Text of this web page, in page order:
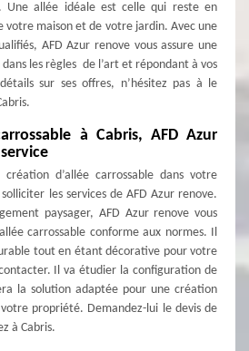
Une allée idéale est celle qui reste en
votre maison et de votre jardin. Avec une
AFD Azur renove vous assure une
les règles de l’art et répondant à vos
sur ses offres, n’hésitez pas à le
à Cabris, AFD Azur
d’allée carrossable dans votre
les services de AFD Azur renove.
paysager, AFD Azur renove vous
carrossable conforme aux normes. Il
tout en étant décorative pour votre
Il va étudier la configuration de
la solution adaptée pour une création
votre propriété. Demandez-lui le devis de
à Cabris.